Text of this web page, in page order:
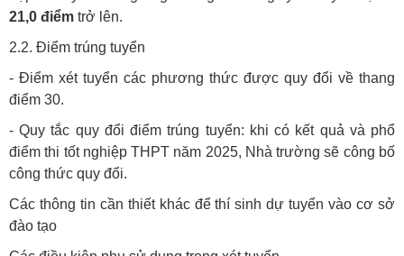
21,0 điểm trở lên.
2.2. Điểm trúng tuyển
- Điểm xét tuyển các phương thức được quy đổi về thang
điểm 30.
- Quy tắc quy đổi điểm trúng tuyển: khi có kết quả và phổ
điểm thi tốt nghiệp THPT năm 2025, Nhà trường sẽ công bố
công thức quy đổi.
Các thông tin cần thiết khác để thí sinh dự tuyển vào cơ sở
đào tạo